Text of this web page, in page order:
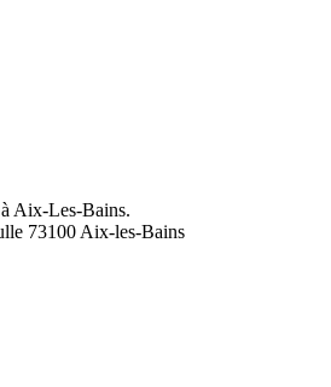
Aix-Les-Bains.
73100 Aix-les-Bains